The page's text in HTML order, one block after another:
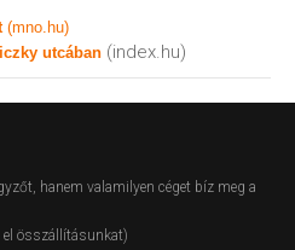
(mno.hu)
utcában (index.hu)
hanem valamilyen céget bíz meg a
el összállításunkat)